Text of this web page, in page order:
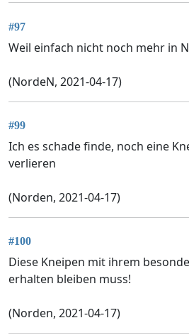
#97
Weil einfach nicht noch mehr in
(NordeN, 2021-04-17)
#99
Ich es schade finde, noch eine
verlieren
(Norden, 2021-04-17)
#100
Diese Kneipen mit ihrem
erhalten bleiben muss!
(Norden, 2021-04-17)